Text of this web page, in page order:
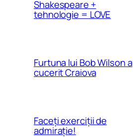
Shakespeare +
tehnologie = LOVE
Furtuna lui Bob Wilson a
cucerit Craiova
Faceți exerciții de
admirație!